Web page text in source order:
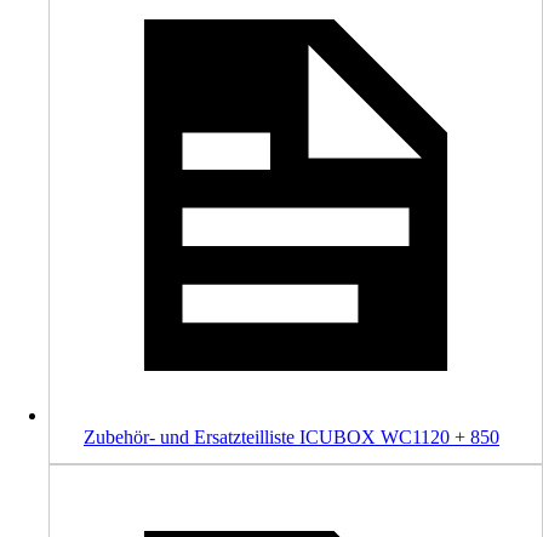
Zubehör- und Ersatzteilliste ICUBOX WC1120 + 850